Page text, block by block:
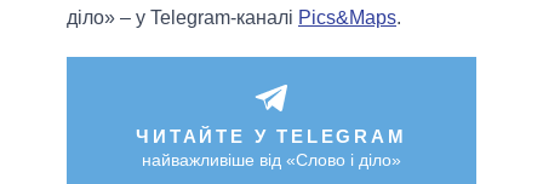
діло» – у Telegram-каналі Pics&Maps.
ЧИТАЙТЕ У TELEGRAM
найважливіше від «Слово і діло»